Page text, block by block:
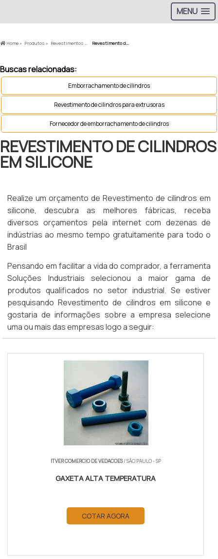
MENU
Home » Produtos » Revestimentos de Borracha » Revestimento de cilindros em silicone
Buscas relacionadas:
Emborrachamento de cilindros
Revestimento de cilindros para extrusoras
Fornecedor de emborrachamento de cilindros
REVESTIMENTO DE CILINDROS
EM SILICONE
Realize um orçamento de Revestimento de cilindros em
silicone, descubra as melhores fábricas, receba
diversos orçamentos pela internet com dezenas de
indústrias ao mesmo tempo gratuitamente para todo o
Brasil
Pensando em facilitar a vida do comprador, a ferramenta
Soluções Industriais selecionou a maior gama de
produtos qualificados no setor industrial. Se estiver
pesquisando Revestimento de cilindros em silicone e
gostaria de informações sobre a empresa selecione
uma ou mais das empresas logo a seguir:
ITVER COMERCIO DE VEDACOES/ SÃO PAULO - SP
GAXETA ALTA TEMPERATURA
COTAR AGORA